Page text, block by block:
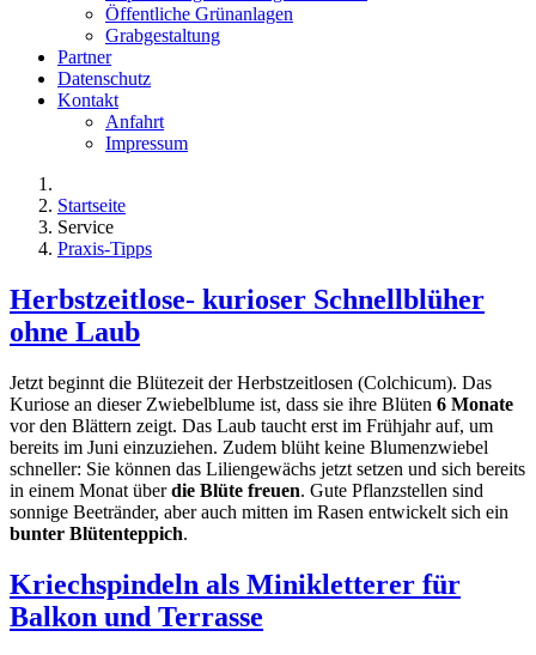
Öffentliche Grünanlagen
Grabgestaltung
Partner
Datenschutz
Kontakt
Anfahrt
Impressum
Startseite
Service
Praxis-Tipps
Herbstzeitlose- kurioser Schnellblüher
ohne Laub
Jetzt beginnt die Blütezeit der Herbstzeitlosen (Colchicum). Das
Kuriose an dieser Zwiebelblume ist, dass sie ihre Blüten 6 Monate
vor den Blättern zeigt. Das Laub taucht erst im Frühjahr auf, um
bereits im Juni einzuziehen. Zudem blüht keine Blumenzwiebel
schneller: Sie können das Liliengewächs jetzt setzen und sich bereits
in einem Monat überdie Blüte freuen. Gute Pflanzstellen sind
sonnige Beetränder, aber auch mitten im Rasen entwickelt sich ein
bunter Blütenteppich.
Kriechspindeln als Minikletterer für
Balkon und Terrasse